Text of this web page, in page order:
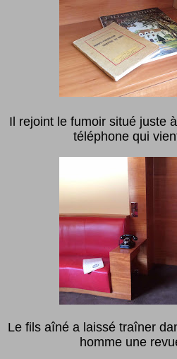
Il rejoint le fumoir situé juste
téléphone qui
Le fils aîné a laissé traîner
homme une